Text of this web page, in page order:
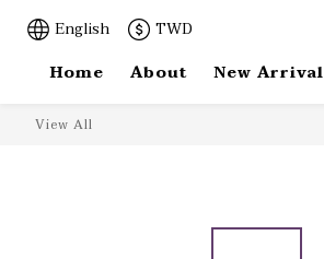
English
TWD
Home
About New Arrival
View All